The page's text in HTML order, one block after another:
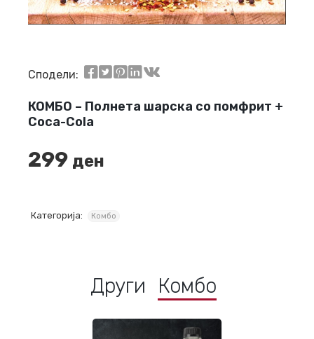
Сподели:
КОМБО – Полнета шарска со помфрит +
Coca-Cola
299 ден
Категорија: Комбо
Други Комбо